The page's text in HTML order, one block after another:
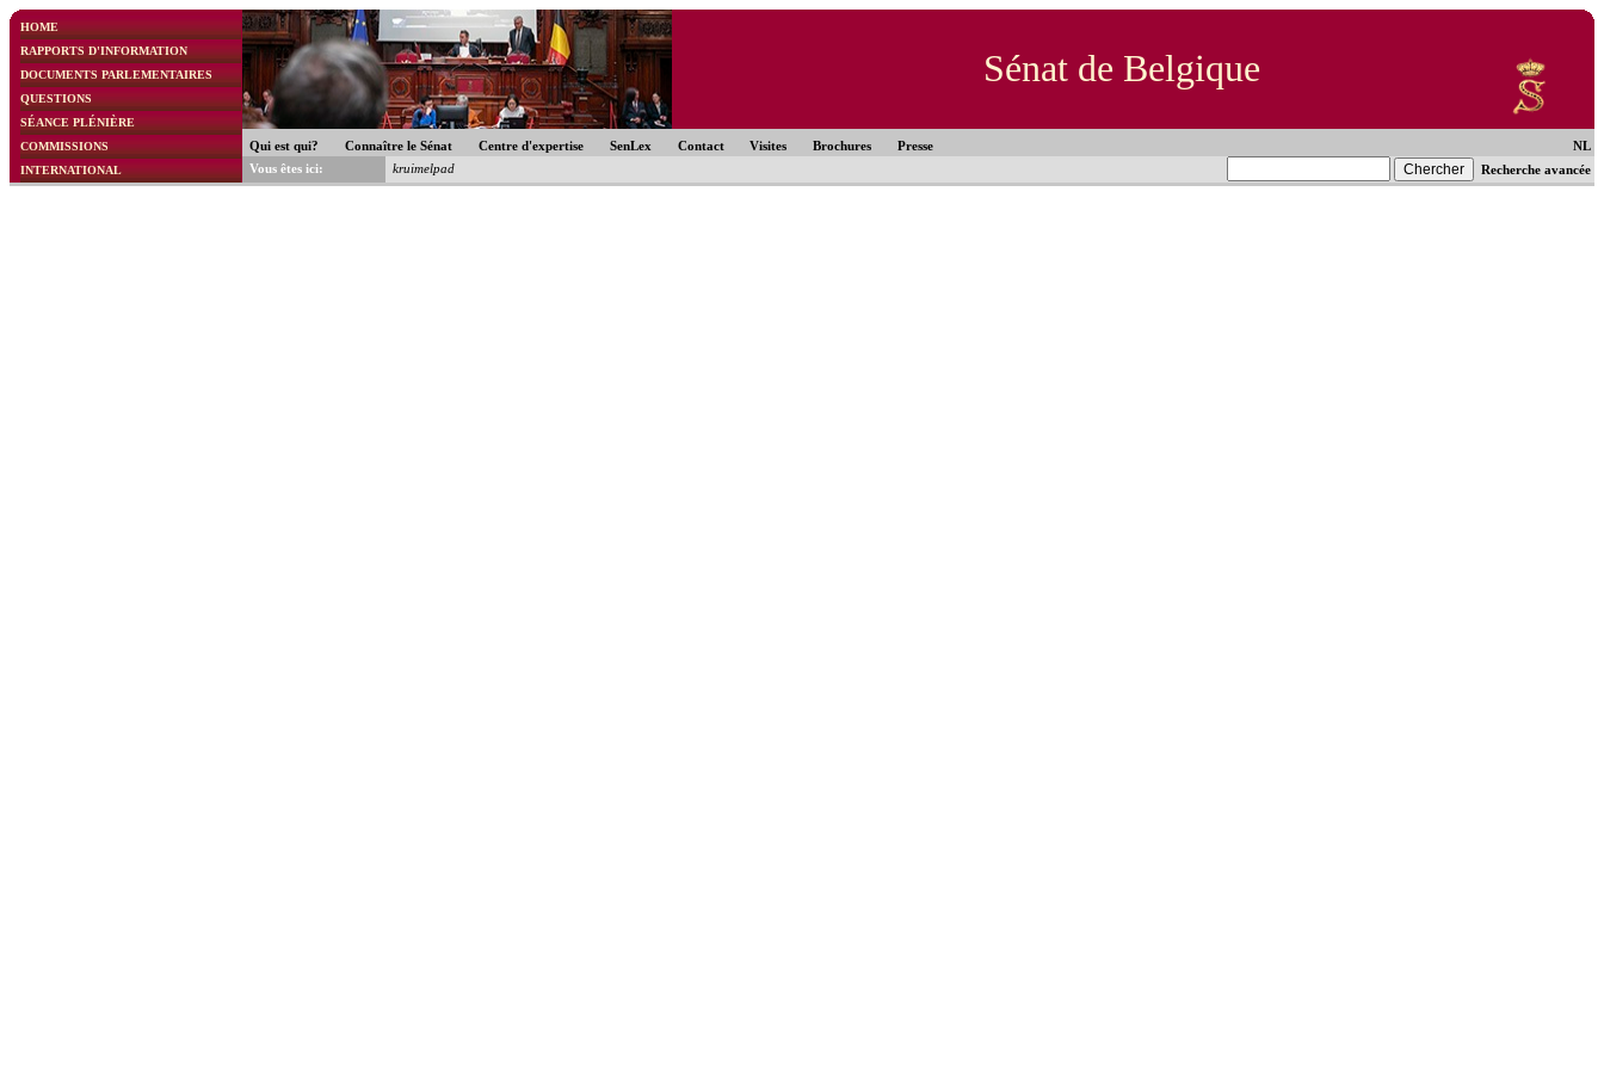
HOME
RAPPORTS D'INFORMATION
DOCUMENTS PARLEMENTAIRES
QUESTIONS
SÉANCE PLÉNIÈRE
COMMISSIONS
INTERNATIONAL
Sénat de Belgique
Qui est qui? Connaître le Sénat Centre d'expertise SenLex Contact Visites Brochures Presse
NL
Vous êtes ici:
kruimelpad Recherche avancée